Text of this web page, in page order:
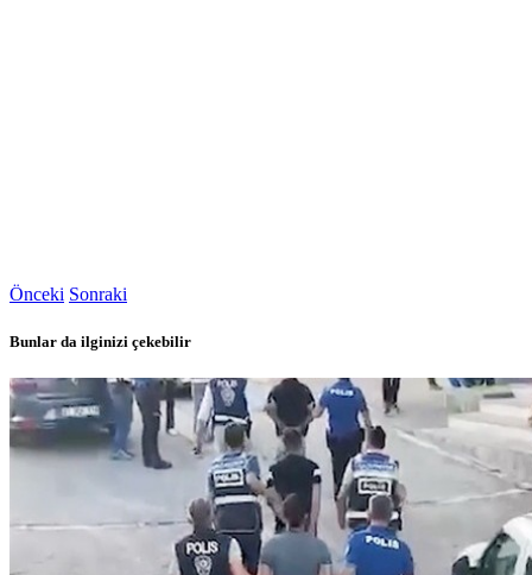
Önceki Sonraki
Bunlar da ilginizi çekebilir